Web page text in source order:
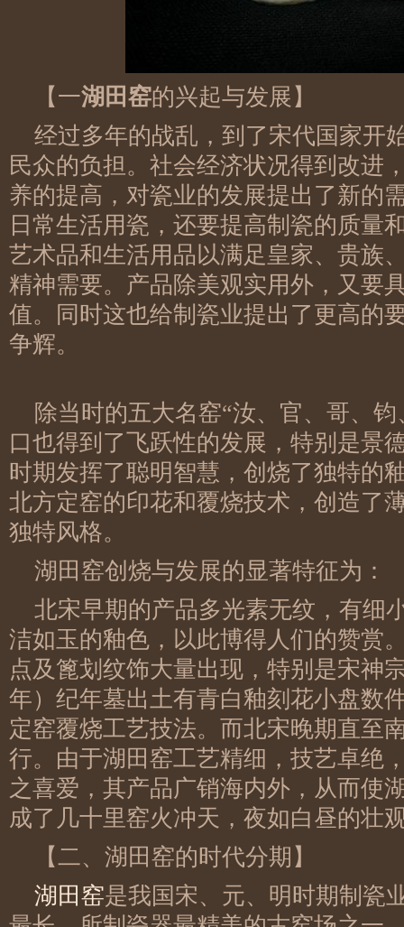
【一湖田窑的兴起与发展】
经过多年的战乱，到了宋代国家开
民众的负担。社会经济状况得到改进
养的提高，对瓷业的发展提出了新的
日常生活用瓷，还要提高制瓷的质量
艺术品和生活用品以满足皇家、贵族
精神需要。产品除美观实用外，又要
值。同时这也给制瓷业提出了更高的
争辉。
除当时的五大名窑“汝、官、哥、
口也得到了飞跃性的发展，特别是景
时期发挥了聪明智慧，创烧了独特的
北方定窑的印花和覆烧技术，创造了
独特风格。
湖田窑创烧与发展的显著特征为：
北宋早期的产品多光素无纹，有细
洁如玉的釉色，以此博得人们的赞赏
点及篦划纹饰大量出现，特别是宋神
年）纪年墓出土有青白釉刻花小盘数
定窑覆烧工艺技法。而北宋晚期直至
行。由于湖田窑工艺精细，技艺卓绝
之喜爱，其产品广销海内外，从而使
成了几十里窑火冲天，夜如白昼的壮
【二、湖田窑的时代分期】
湖田窑是我国宋、元、明时期制瓷